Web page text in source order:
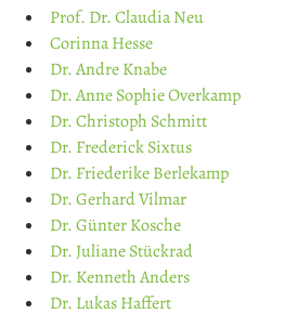
Prof. Dr. Claudia Neu
Corinna Hesse
Dr. Andre Knabe
Dr. Anne Sophie Overkamp
Dr. Christoph Schmitt
Dr. Frederick Sixtus
Dr. Friederike Berlekamp
Dr. Gerhard Vilmar
Dr. Günter Kosche
Dr. Juliane Stückrad
Dr. Kenneth Anders
Dr. Lukas Haffert